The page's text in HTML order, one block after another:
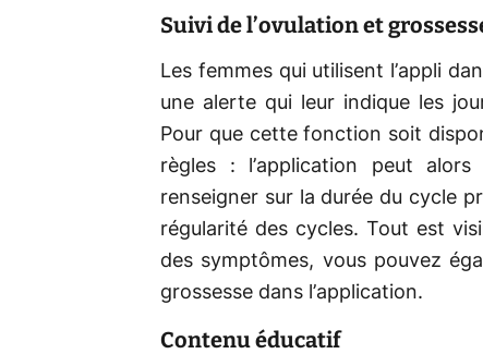
Suivi de l’ovulation et
Les femmes qui utilisent l’appli
une alerte qui leur indique les
Pour que cette fonction soit
règles : l’application peut
renseigner sur la durée du cycle
régularité des cycles. Tout est
des symptômes, vous pouvez
grossesse dans l’application.
Contenu éducatif